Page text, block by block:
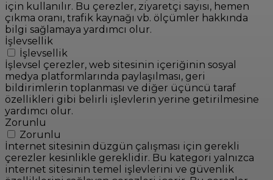
için kullanılır. Bu çerezler, ziyaretçi sayısı, hemen
çıkma oranı, trafik kaynağı vb. ölçümler hakkında
bilgi sağlamaya yardımcı olur.
İşlevsellik
İşlevsellik
İşlevsel çerezler, web sitesinin içeriğinin sosyal
medya platformlarında paylaşılması, geri
bildirimlerin toplanması ve diğer üçüncü taraf
özellikleri gibi belirli işlevlerin yerine getirilmesine
yardımcı olur.
Zorunlu
Zorunlu
İnternet sitesinin düzgün çalışması için gerekli
çerezler kesinlikle gereklidir. Bu kategori yalnızca
internet sitesinin temel işlevlerini ve güvenlik